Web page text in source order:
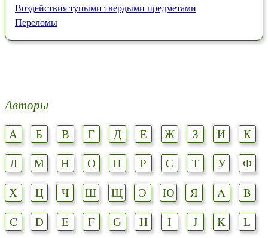
Воздействия тупыми твердыми предметами
Переломы
Авторы
А Б В Г Д Е Ж З И
К
Л
М Н О П Р С Т У
Ф
Х
Ц Ч Ш Щ Э Ю Я A
B
C
D E F G H I J K
L